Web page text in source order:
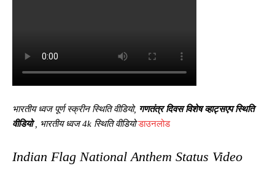
भारतीय ध्वज पूर्ण स्क्रीन स्थिति वीडियो, गणतंत्र दिवस विशेष व्हाट्सएप स्थिति
वीडियो, भारतीय ध्वज 4k स्थिति वीडियोडाउनलोड
Indian Flag National Anthem Status Video